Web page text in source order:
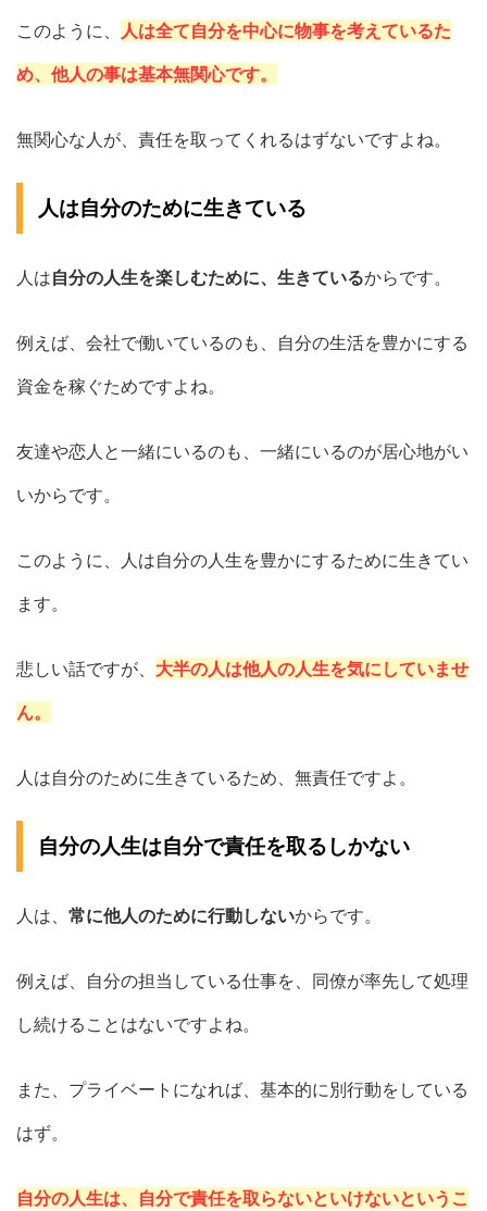
このように、 人は全て自分を中心に物事を考えているた
め、他人の事は基本無関心です。
無関心な人が、責任を取ってくれるはずないですよね。
人は自分のために生きている
人は自分の人生を楽しむために、生きているからです。
例えば、会社で働いているのも、自分の生活を豊かにする
資金を稼ぐためですよね。
友達や恋人と一緒にいるのも、一緒にいるのが居心地がい
いからです。
このように、人は自分の人生を豊かにするために生きてい
ます。
悲しい話ですが、 大半の人は他人の人生を気にしていませ
ん。
人は自分のために生きているため、無責任ですよ。
自分の人生は自分で責任を取るしかない
人は、 常に他人のために行動しないからです。
例えば、自分の担当している仕事を、同僚が率先して処理
し続けることはないですよね。
また、プライベートになれば、基本的に別行動をしている
はず。
自分の人生は、自分で責任を取らないといけないというこ